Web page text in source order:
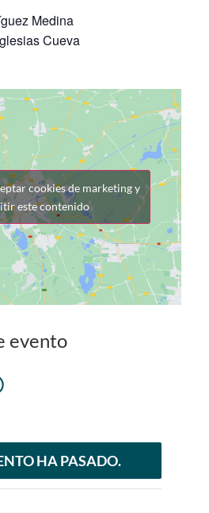
Medina
Cueva
cookies de marketing y
este contenido
evento
HA PASADO.